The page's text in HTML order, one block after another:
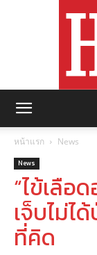
หน้าแรก News
News
“ไข้เลือ
เจ็บไม่ไ
ที่คิด